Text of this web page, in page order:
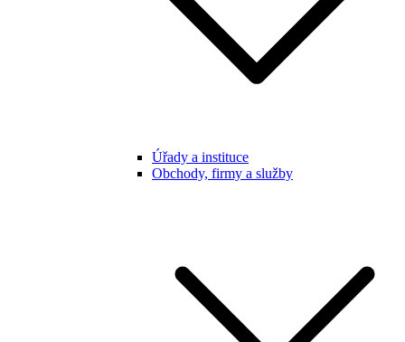
Úřady a instituce
Obchody, firmy a služby